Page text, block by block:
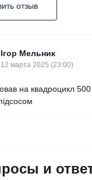
отзыв
Ігор Мельник
12 марта 2025 (23:00)
на квадроцикл
и